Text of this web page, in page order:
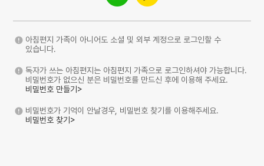
아침편지 가족이 아니어도 소셜 및 외부 계정으로 로그인할 수
있습니다.
독자가 쓰는 아침편지는 아침편지 가족으로 로그인하셔야 가능합니다.
비밀번호가 없으신 분은 비밀번호를 만드신 후에 이용해 주세요.
비밀번호 만들기>
비밀번호가 기억이 안날경우, 비밀번호 찾기를 이용해주세요.
비밀번호 찾기>